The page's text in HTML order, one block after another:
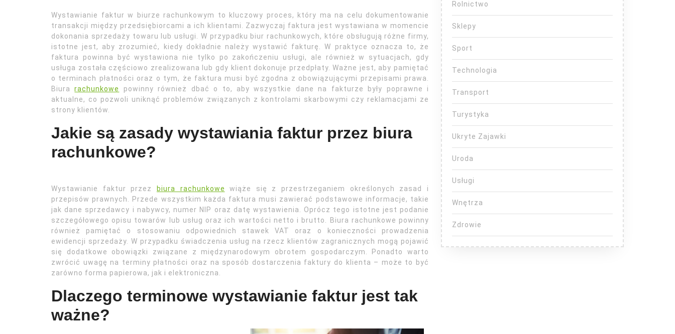
Wystawianie faktur w biurze rachunkowym to kluczowy proces, który ma na celu dokumentowanie
transakcji między przedsiębiorcami a ich klientami. Zazwyczaj faktura jest wystawiana w momencie
dokonania sprzedaży towaru lub usługi. W przypadku biur rachunkowych, które obsługują różne firmy,
istotne jest, aby zrozumieć, kiedy dokładnie należy wystawić fakturę. W praktyce oznacza to, że
faktura powinna być wystawiona nie tylko po zakończeniu usługi, ale również w sytuacjach, gdy
usługa została częściowo zrealizowana lub gdy klient dokonuje przedpłaty. Ważne jest, aby pamiętać
o terminach płatności oraz o tym, że faktura musi być zgodna z obowiązującymi przepisami prawa.
Biurarachunkowe
powinny również dbać o to, aby wszystkie dane na fakturze były poprawne i
aktualne, co pozwoli uniknąć problemów związanych z kontrolami skarbowymi czy reklamacjami ze
strony klientów.
Jakie są zasady wystawiania faktur przez biura
rachunkowe?
Wystawianie faktur przez biura rachunkowe wiąże się z przestrzeganiem określonych zasad i
przepisów prawnych. Przede wszystkim każda faktura musi zawierać podstawowe informacje, takie
jak dane sprzedawcy i nabywcy, numer NIP oraz datę wystawienia. Oprócz tego istotne jest podanie
szczegółowego opisu towarów lub usług oraz ich wartości netto i brutto. Biura rachunkowe powinny
również pamiętać o stosowaniu odpowiednich stawek VAT oraz o konieczności prowadzenia
ewidencji sprzedaży. W przypadku świadczenia usług na rzecz klientów zagranicznych mogą pojawić
się dodatkowe obowiązki związane z międzynarodowym obrotem gospodarczym. Ponadto warto
zwrócić uwagę na terminy płatności oraz na sposób dostarczenia faktury do klienta – może to być
zarówno forma papierowa, jak i elektroniczna.
Dlaczego terminowe wystawianie faktur jest tak
ważne?
Rolnictwo
Sklepy
Sport
Technologia
Transport
Turystyka
Ukryte Zajawki
Uroda
Usługi
Wnętrza
Zdrowie